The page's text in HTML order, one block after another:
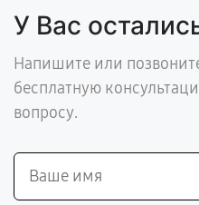
У Вас
Напишите или
бесплатную
вопросу.